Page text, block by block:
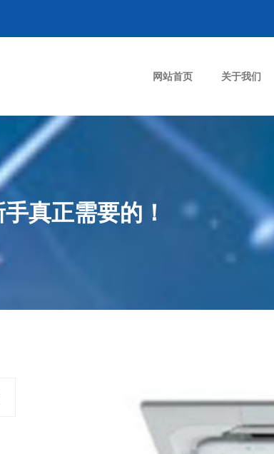
网站首页 关于我们
真正需要的！